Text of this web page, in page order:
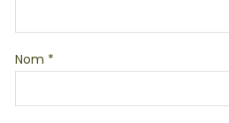
Nom *